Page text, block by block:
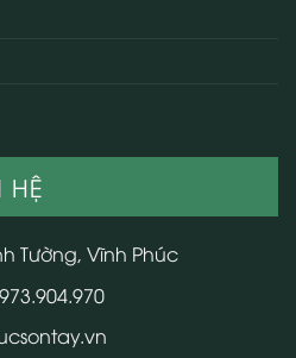
HỆ
Tường, Vĩnh Phúc